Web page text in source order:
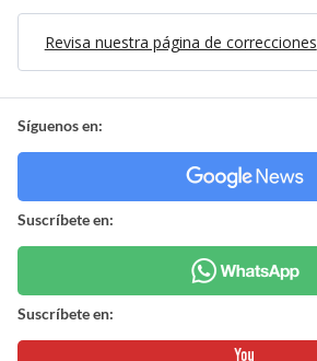
Revisa nuestra página de correcciones
Síguenos en:
Suscríbete en:
Suscríbete en: